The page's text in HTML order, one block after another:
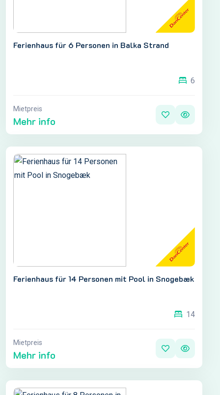
Ferienhaus für 6 Personen in Balka Strand
6
Mietpreis
Mehr info
Ferienhaus für 14 Personen mit Pool in Snogebæk
14
Mietpreis
Mehr info